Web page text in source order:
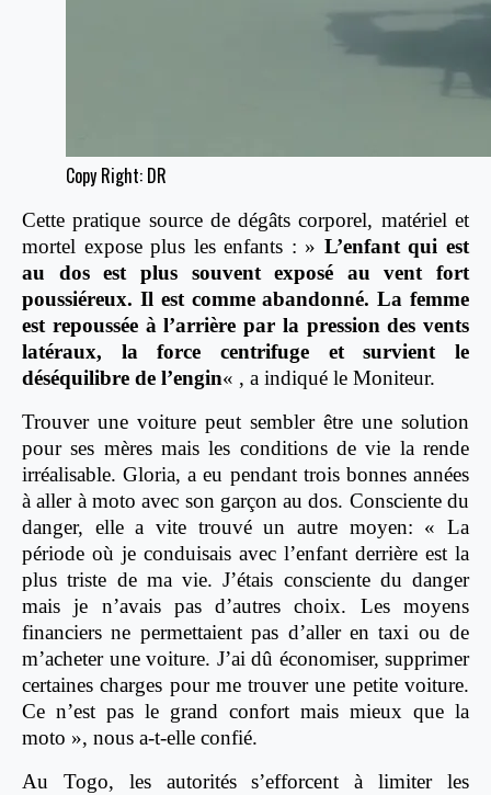
Copy Right: DR
Cette pratique source de dégâts corporel, matériel et
mortel expose plus les enfants : » L’enfant qui est
au dos est plus souvent exposé au vent fort
poussiéreux. Il est comme abandonné. La femme
est repoussée à l’arrière par la pression des vents
latéraux, la force centrifuge et survient le
déséquilibre de l’engin« , a indiqué le Moniteur.
Trouver une voiture peut sembler être une solution
pour ses mères mais les conditions de vie la rende
irréalisable. Gloria, a eu pendant trois bonnes années
à aller à moto avec son garçon au dos. Consciente du
danger, elle a vite trouvé un autre moyen: « La
période où je conduisais avec l’enfant derrière est la
plus triste de ma vie. J’étais consciente du danger
mais je n’avais pas d’autres choix. Les moyens
financiers ne permettaient pas d’aller en taxi ou de
m’acheter une voiture. J’ai dû économiser, supprimer
certaines charges pour me trouver une petite voiture.
Ce n’est pas le grand confort mais mieux que la
moto », nous a-t-elle confié.
Au Togo, les autorités s’efforcent à limiter les